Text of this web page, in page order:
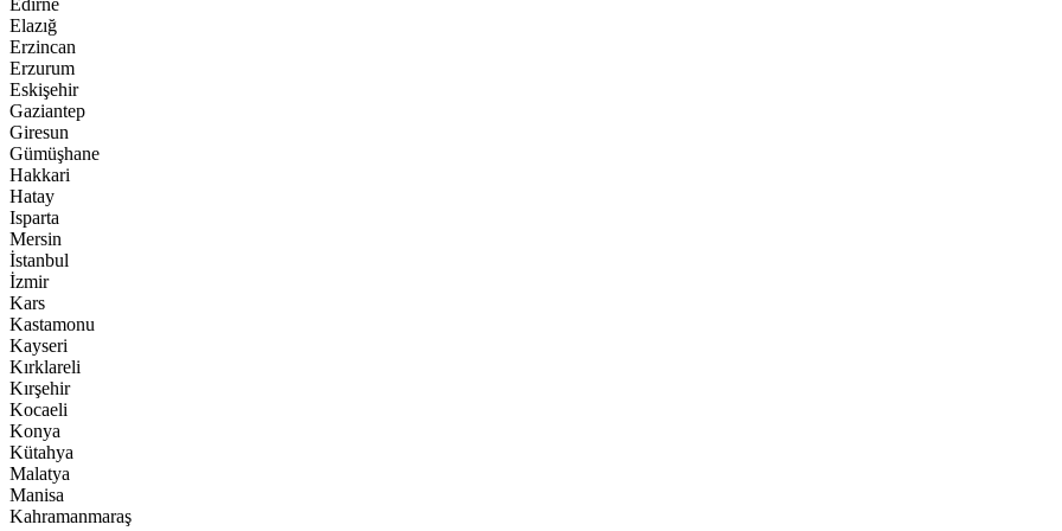
Edirne
Elazığ
Erzincan
Erzurum
Eskişehir
Gaziantep
Giresun
Gümüşhane
Hakkari
Hatay
Isparta
Mersin
İstanbul
İzmir
Kars
Kastamonu
Kayseri
Kırklareli
Kırşehir
Kocaeli
Konya
Kütahya
Malatya
Manisa
Kahramanmaraş